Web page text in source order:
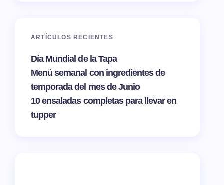
ARTÍCULOS RECIENTES
Día Mundial de la Tapa
Menú semanal con ingredientes de
temporada del mes de Junio
10 ensaladas completas para llevar en
tupper